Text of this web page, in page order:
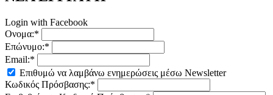
Login with Facebook
Ονομα:*
Επώνυμο:*
Email:*
Επιθυμώ να λαμβάνω ενημερώσεις μέσω Newsletter
Κωδικός Πρόσβασης:*